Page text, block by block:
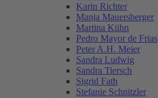
Karin Richter
Manja Mauersberger
Martina Kühn
Pedro Mayor de Frias
Peter A.H. Meier
Sandra Ludwig
Sandra Tiersch
Sigrid Fath
Stefanie Schnitzler